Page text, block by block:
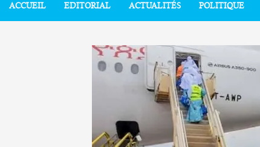
ACCUEIL EDITORIAL ACTUALITÉS POLITIQUE